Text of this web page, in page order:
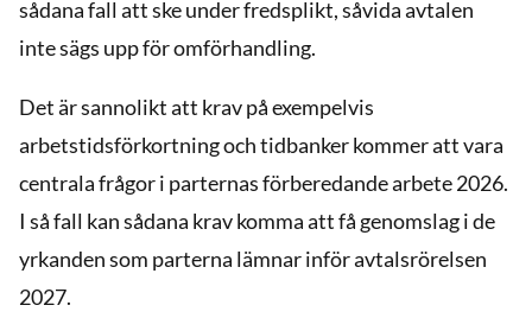
sådana fall att ske under fredsplikt, såvida avtalen
inte sägs upp för omförhandling.
Det är sannolikt att krav på exempelvis
arbetstidsförkortning och tidbanker kommer att vara
centrala frågor i parternas förberedande arbete 2026.
I så fall kan sådana krav komma att få genomslag i de
yrkanden som parterna lämnar inför avtalsrörelsen
2027.